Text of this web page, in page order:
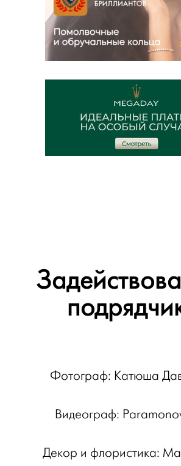
Фотограф: Катюша
Видеограф:
Декор и флористика: